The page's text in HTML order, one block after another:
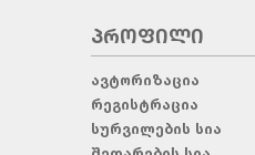
ᲞᲠᲝᲤᲘᲚᲘ
ავტორიზაცია
რეგისტრაცია
სურვილების სია